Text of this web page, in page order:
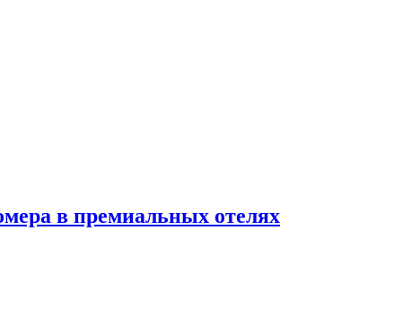
в премиальных отелях